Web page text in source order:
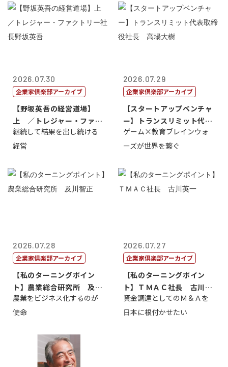
2026.07.30
企業家倶楽部アーカイブ
【野坂英吾の経営道場】
上 ／トレジャー・ファク
トリー社長野坂...
継続して結果を出し続ける
経営
2026.07.29
企業家倶楽部アーカイブ
【スタートアップベンチャ
ー】トランスリミット代表
取締役社長 ...
ゲーム×教育ブレインウォ
ーズが世界を繋ぐ
2026.07.28
企業家倶楽部アーカイブ
【私のターニングポイン
ト】農業総合研究所 及川
智正
農業をビジネス化するのが
使命
2026.07.27
企業家倶楽部アーカイブ
【私のターニングポイン
ト】ＴＭＡＣ社長 古川英
一
資金調達としてのＭ＆Ａを
日本に根付かせたい